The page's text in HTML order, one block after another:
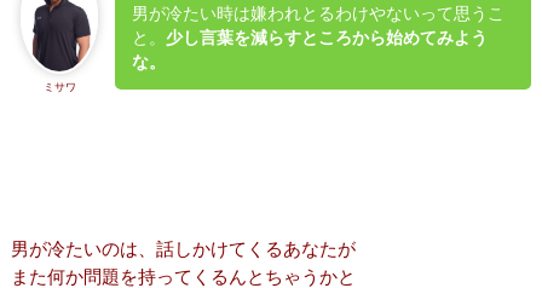
ミサワ
男が冷たい時は嫌われとるわけやないって思うこ
と。 少し言葉を減らすところから始めてみよう
な。
男が冷たいのは、話しかけてくるあなたが
また何か問題を持ってくるんとちゃうかと